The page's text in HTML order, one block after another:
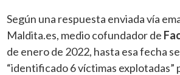
Según una respuesta enviada vía
Maldita.es, medio cofundador de
de enero de 2022, hasta esa fecha
“identificado 6 víctimas explotadas”